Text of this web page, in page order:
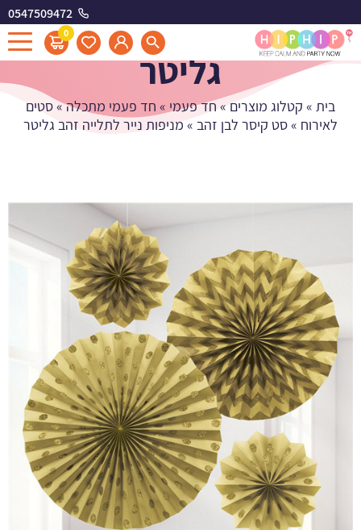
0547509472
0
מניפות נייר לתלייה זהב
גליטר
בית » קטלוג מוצרים »חד פעמי » חד פעמי מתכלה»סטים
לאירוח »סט קיסר לבן זהב » מניפות נייר לתלייה זהב גליטר